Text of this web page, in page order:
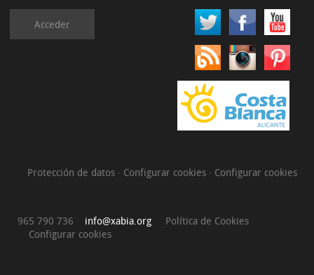
Acceder
Protección de datos · Configurar cookies · Configurar cookies
965 790 736 info@xabia.org
Política de Cookies
Configurar cookies